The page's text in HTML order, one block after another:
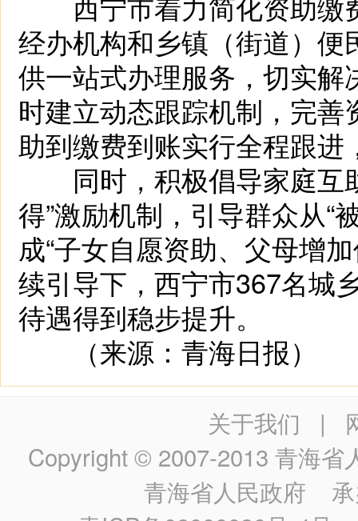
经办机构和乡镇（街道）便
供一站式办理服务，切实解
时建立动态跟踪机制，完
助到缴费到账实行全程跟
同时，积极倡导家庭互
得”激励机制，引导群众从“
成“子女自愿资助、父母增
续引导下，西宁市367名城
待遇得到稳步提升。
（来源：青海日报）
关于我们 |
Copyright © 2007-2013 青海省
青海省人民政府 承